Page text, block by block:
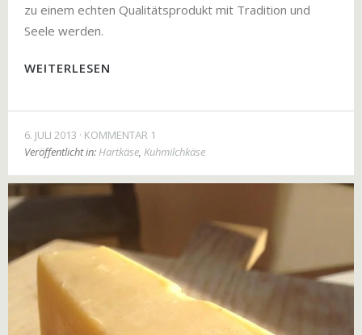
zu einem echten Qualitätsprodukt mit Tradition und
Seele werden.
WEITERLESEN
6. JULI 2013
KOMMENTAR 1
Veröffentlicht in:Hartkäse, Kuhmilchkäse